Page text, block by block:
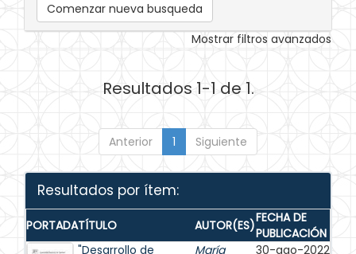
Comenzar nueva busqueda
Mostrar filtros avanzados
Resultados 1-1 de 1.
Anterior 1 Siguiente
Resultados por ítem:
PORTADATÍTULO AUTOR(ES)FECHA DE
PUBLICACIÓN
"Desarrollo de
María
30-ago-2022